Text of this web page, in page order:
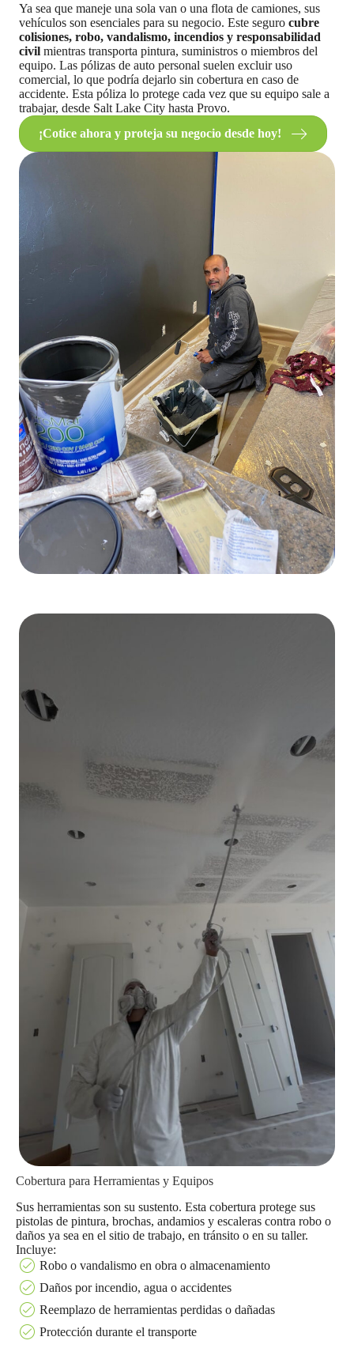
Ya sea que maneje una sola van o una flota de camiones, sus
vehículos son esenciales para su negocio. Este seguro cubre
colisiones, robo, vandalismo, incendios y responsabilidad
civil mientras transporta pintura, suministros o miembros del
equipo. Las pólizas de auto personal suelen excluir uso
comercial, lo que podría dejarlo sin cobertura en caso de
accidente. Esta póliza lo protege cada vez que su equipo sale a
trabajar, desde Salt Lake City hasta Provo.
¡Cotice ahora y proteja su negocio desde hoy!
Cobertura para Herramientas y Equipos
Sus herramientas son su sustento. Esta cobertura protege sus
pistolas de pintura, brochas, andamios y escaleras contra robo o
daños ya sea en el sitio de trabajo, en tránsito o en su taller.
Incluye:
Robo o vandalismo en obra o almacenamiento
Daños por incendio, agua o accidentes
Reemplazo de herramientas perdidas o dañadas
Protección durante el transporte